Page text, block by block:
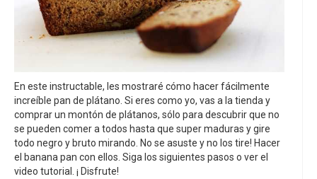
En este instructable, les mostraré cómo hacer fácilmente
increíble pan de plátano. Si eres como yo, vas a la tienda y
comprar un montón de plátanos, sólo para descubrir que no
se pueden comer a todos hasta que super maduras y gire
todo negro y bruto mirando. No se asuste y no los tire! Hacer
el banana pan con ellos. Siga los siguientes pasos o ver el
video tutorial. ¡ Disfrute!